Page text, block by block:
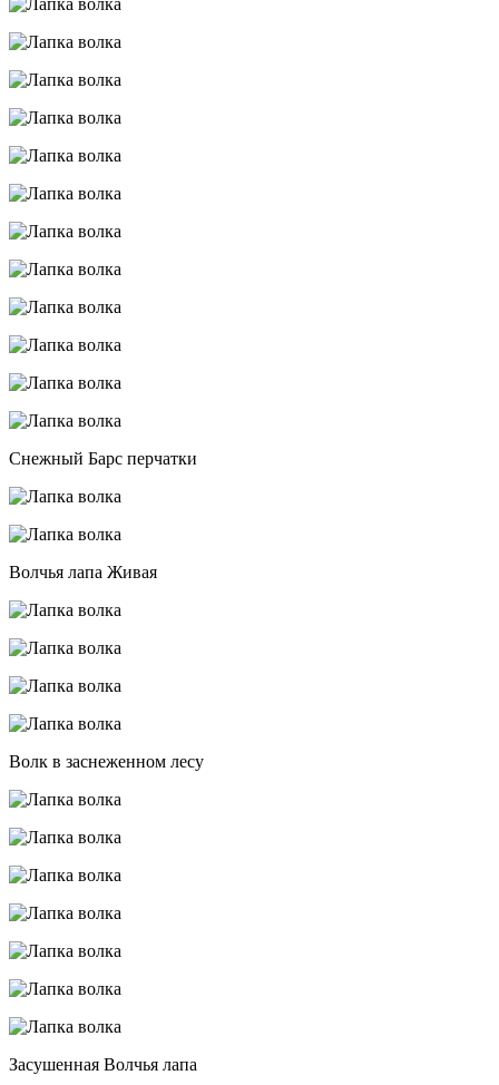
Снежный Барс перчатки
Волчья лапа Живая
Волк в заснеженном лесу
Засушенная Волчья лапа